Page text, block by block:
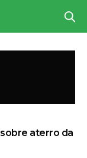
aterro da